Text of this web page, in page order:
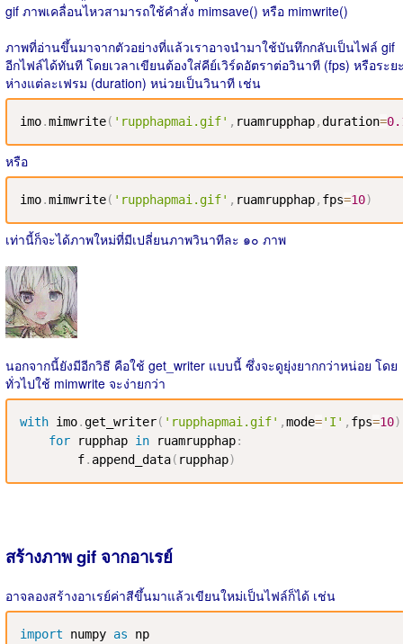
gif ภาพเคลื่อนไหวสามารถใช้คำสั่ง mimsave() หรือ mimwrite()
ภาพที่อ่านขึ้นมาจากตัวอย่างที่แล้วเราอาจนำมาใช้บันทึกกลับเป็นไฟล์ gif
อีกไฟล์ได้ทันที โดยเวลาเขียนต้องใส่คีย์เวิร์ดอัตราต่อวินาที (fps) หรือระย
ห่างแต่ละเฟรม (duration) หน่วยเป็นวินาที เช่น
imo.mimwrite( 'rupphapmai.gif' , ruamrupphap,duration=
หรือ
imo.mimwrite( 'rupphapmai.gif' , ruamrupphap, fps=10)
เท่านี้ก็จะได้ภาพใหม่ที่มีเปลี่ยนภาพวินาทีละ ๑๐ ภาพ
นอกจากนี้ยังมีอีกวิธี คือใช้ get_writer แบบนี้ ซึ่งจะดูยุ่งยากกว่าหน่อย โดย
ทั่วไปใช้ mimwrite จะง่ายกว่า
with imo.get_writer( 'rupphapmai.gif' ,mode='I' , fps=10)
for rupphap in ruamrupphap:
        f
. append_data( rupphap)
สร้างภาพ gif จากอาเรย์
อาจลองสร้างอาเรย์ค่าสีขึ้นมาแล้วเขียนใหม่เป็นไฟล์ก็ได้ เช่น
import numpy as np